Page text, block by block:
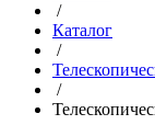
/
Каталог
/
/